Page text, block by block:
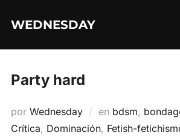
WEDNESDAY
Party hard
por Wednesday en bdsm,
Crítica, Dominación, Fetish-